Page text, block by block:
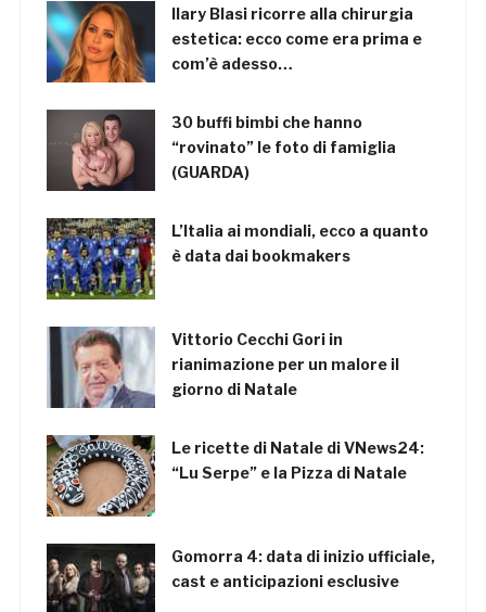
Ilary Blasi ricorre alla chirurgia
estetica: ecco come era prima e
com’è adesso…
30 buffi bimbi che hanno
“rovinato” le foto di famiglia
(GUARDA)
L’Italia ai mondiali, ecco a quanto
è data dai bookmakers
Vittorio Cecchi Gori in
rianimazione per un malore il
giorno di Natale
Le ricette di Natale di VNews24:
“Lu Serpe” e la Pizza di Natale
Gomorra 4: data di inizio ufficiale,
cast e anticipazioni esclusive